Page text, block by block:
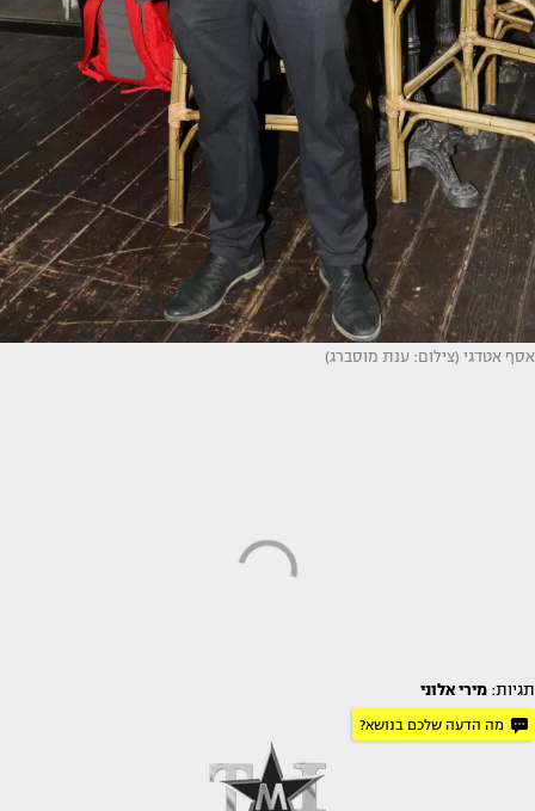
אסף אטדגי (צילום: ענת מוסברג)
תגיות: מירי אלוני
מה הדעה שלכם בנושא?